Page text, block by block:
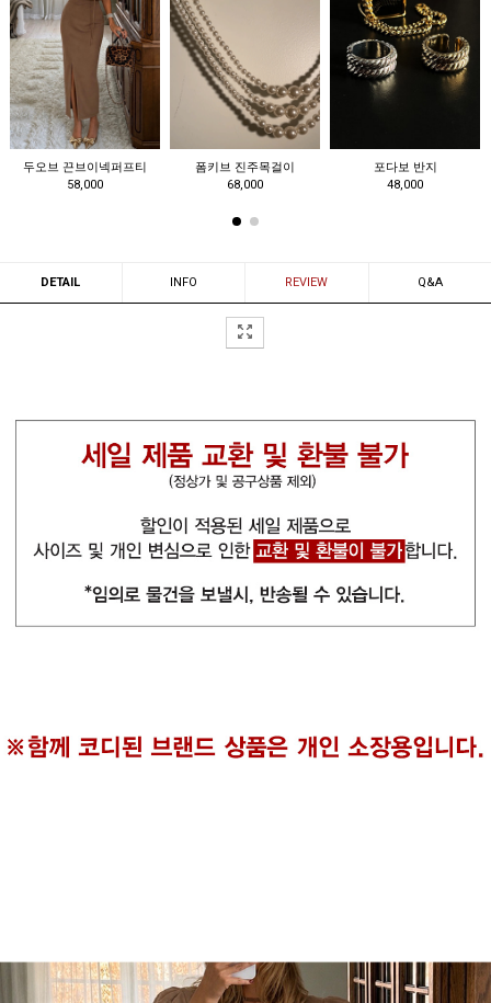
로템드 925실버반지
포바운 도트메리제인힐
엔하포 토트
DETAIL INFO REVIEW Q&A